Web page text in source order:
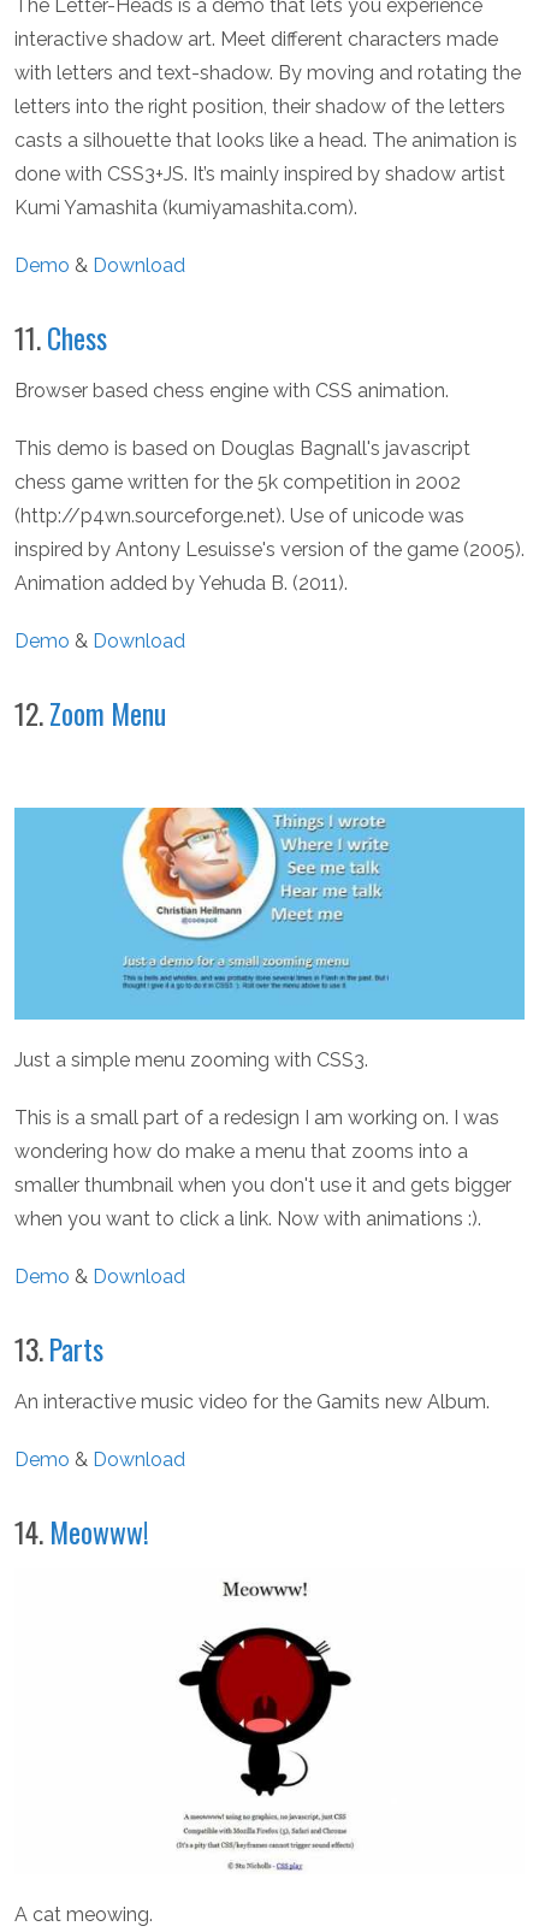
The Letter-Heads is a demo that lets you experience
interactive shadow art. Meet different characters made
with letters and text-shadow. By moving and rotating the
letters into the right position, their shadow of the letters
casts a silhouette that looks like a head. The animation is
done with CSS3+JS. It’s mainly inspired by shadow artist
Kumi Yamashita (kumiyamashita.com).
Demo & Download
11.Chess
Browser based chess engine with CSS animation.
This demo is based on Douglas Bagnall's javascript
chess game written for the 5k competition in 2002
(http://p4wn.sourceforge.net). Use of unicode was
inspired by Antony Lesuisse's version of the game (2005).
Animation added by Yehuda B. (2011).
Demo & Download
12.Zoom Menu
Just a simple menu zooming with CSS3.
This is a small part of a redesign I am working on. I was
wondering how do make a menu that zooms into a
smaller thumbnail when you don't use it and gets bigger
when you want to click a link. Now with animations :).
Demo & Download
13.Parts
An interactive music video for the Gamits new Album.
Demo & Download
14. Meowww!
A cat meowing.